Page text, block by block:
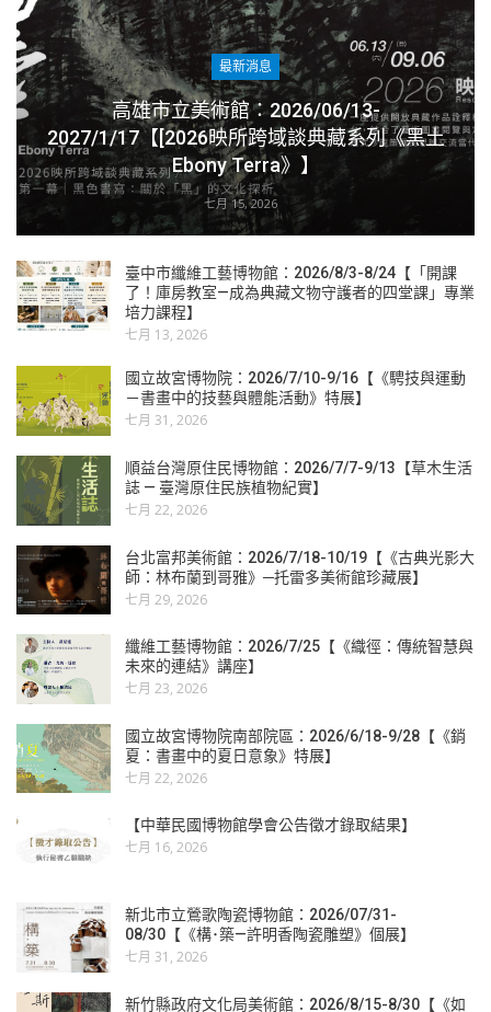
最新消息
高雄市立美術館：2026/06/13-
2027/1/17【[2026映所跨域談典藏系列《黑土
Ebony Terra》】
七月 15, 2026
臺中市纖維工藝博物館：2026/8/3-8/24【「開課
了！庫房教室—成為典藏文物守護者的四堂課」專業
培力課程】
七月 13, 2026
國立故宮博物院：2026/7/10-9/16【《騁技與運動
－書畫中的技藝與體能活動》特展】
七月 31, 2026
順益台灣原住民博物館：2026/7/7-9/13【草木生活
誌 — 臺灣原住民族植物紀實】
七月 22, 2026
台北富邦美術館：2026/7/18-10/19【《古典光影大
師：林布蘭到哥雅》─托雷多美術館珍藏展】
七月 29, 2026
纖維工藝博物館：2026/7/25【《織徑：傳統智慧與
未來的連結》講座】
七月 23, 2026
國立故宮博物院南部院區：2026/6/18-9/28【《銷
夏：書畫中的夏日意象》特展】
七月 22, 2026
【中華民國博物館學會公告徵才錄取結果】
七月 16, 2026
新北市立鶯歌陶瓷博物館：2026/07/31-
08/30【《構･築—許明香陶瓷雕塑》個展】
七月 31, 2026
新竹縣政府文化局美術館：2026/8/15-8/30【《如